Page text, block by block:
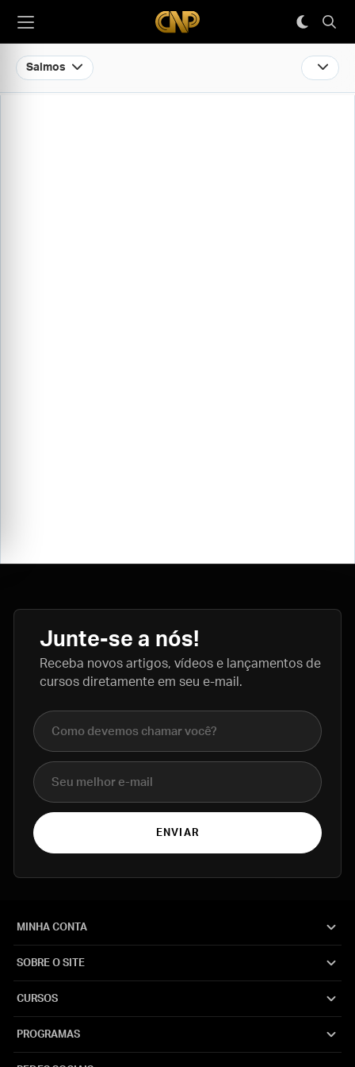
Salmos
Junte-se a nós!
Receba novos artigos, vídeos e lançamentos de
cursos diretamente em seu e-mail.
Nome completo
E-mail
ENVIAR
MINHA CONTA
SOBRE O SITE
CURSOS
PROGRAMAS